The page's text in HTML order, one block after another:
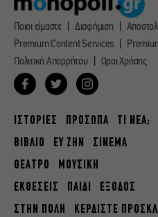
Ποιοι είμαστε Διαφήμιση
Premium Content Services
Πολιτική Απορρήτου
Οροι Χρήσης
ΙΣΤΟΡΙΕΣ ΠΡΟΣΩΠΑ
ΤΙ ΝΕΑ;
ΒΙΒΛΙΟ
ΕΥ ΖΗΝ
ΣΙΝΕΜΑ
ΘΕΑΤΡΟ
ΜΟΥΣΙΚΗ
ΕΚΘΕΣΕΙΣ
ΠΑΙΔΙ
ΕΞΟΔΟΣ
ΣΤΗΝ ΠΟΛΗ
ΚΕΡΔΙΣΤΕ